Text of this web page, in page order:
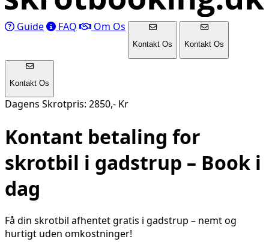
Guide FAQ Om Os
Kontakt Os Kontakt Os
Kontakt Os
Dagens Skrotpris: 2850,- Kr
Kontant betaling for
skrotbil i gadstrup – Book i
dag
Få din skrotbil afhentet gratis i gadstrup – nemt og
hurtigt uden omkostninger!